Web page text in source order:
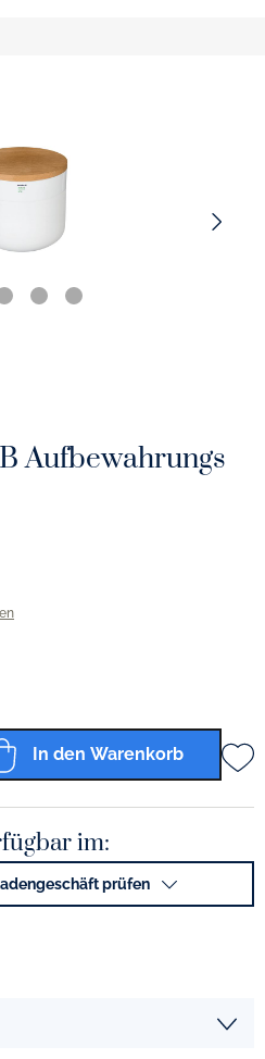
Aufbewahrungs
In den Warenkorb
im:
prüfen